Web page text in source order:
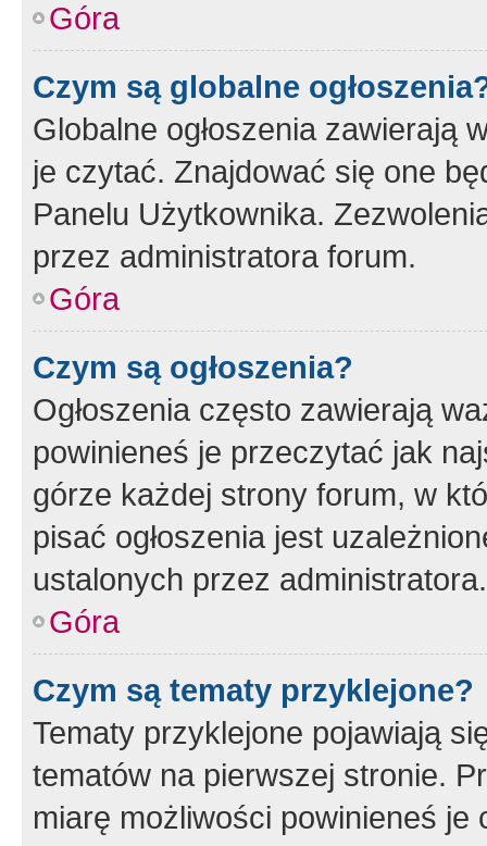
Góra
Czym są globalne
Globalne ogłoszenia zawierają
je czytać. Znajdować się one
Panelu Użytkownika.
przez administratora forum.
Góra
Czym są ogłoszenia?
Ogłoszenia często zawierają
powinieneś je przeczytać jak
górze każdej strony forum, w
pisać ogłoszenia jest
ustalonych przez administratora.
Góra
Czym są tematy przyklejone?
Tematy przyklejone pojawiają
tematów na pierwszej stronie.
miarę możliwości powinieneś je